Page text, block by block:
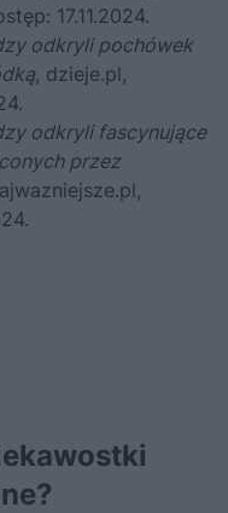
17.11.2024.
odkryli pochówek
, dzieje.pl,
odkryli fascynujące
przez
,